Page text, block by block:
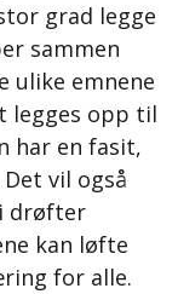
grad legge
sammen
ulike emnene
legges opp til
har en fasit,
vil også
drøfter
kan løfte
for alle.